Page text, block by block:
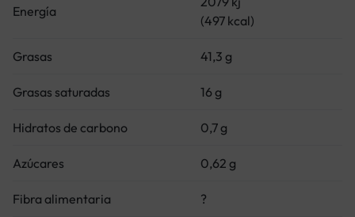
Energía
(497 kcal)
Grasas 41,3 g
Grasas saturadas 16 g
Hidratos de carbono 0,7 g
Azúcares 0,62 g
Fibra alimentaria ?